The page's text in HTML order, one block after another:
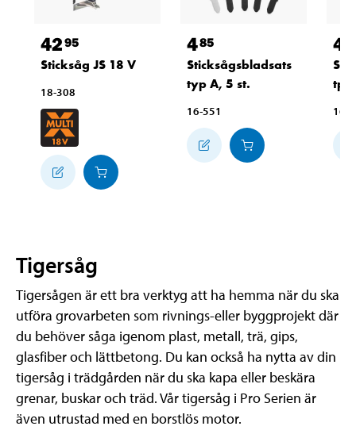
4295
Sticksåg JS 18 V
18-308
485
Sticksågsbladsats
typ A, 5 st.
16-551
4
tpi,
16-
Tigersåg
Tigersågen är ett bra verktyg att ha hemma när du ska
utföra grovarbeten som rivnings-eller byggprojekt där
du behöver såga igenom plast, metall, trä, gips,
glasfiber och lättbetong. Du kan också ha nytta av din
tigersåg i trädgården när du ska kapa eller beskära
grenar, buskar och träd. Vår tigersåg i Pro Serien är
även utrustad med en borstlös motor.